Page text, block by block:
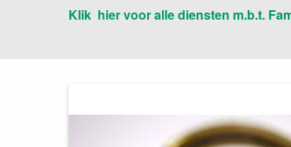
Klik hier voor alle diensten m.b.t.